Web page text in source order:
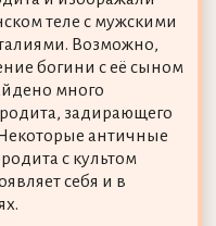
теле с мужскими
Возможно,
богини с её сыном
много
задирающего
античные
с культом
себя и в